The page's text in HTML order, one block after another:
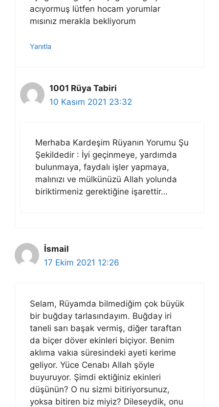
acıyormuş lütfen hocam yorumlar
mısınız merakla bekliyorum
Yanıtla
1001 Rüya Tabiri
10 Kasım 2021 23:32
Merhaba Kardeşim Rüyanın Yorumu Şu
Şekildedir : İyi geçinmeye, yardımda
bulunmaya, faydalı işler yapmaya,
malınızı ve mülkünüzü Allah yolunda
biriktirmeniz gerektiğine işarettir…
İsmail
17 Ekim 2021 12:26
Selam, Rüyamda bilmediğim çok büyük
bir buğday tarlasındayım. Buğday iri
taneli sarı başak vermiş, diğer taraftan
da biçer döver ekinleri biçiyor. Benim
aklıma vakıa süresindeki ayeti kerime
geliyor. Yüce Cenabı Allah şöyle
buyuruyor. Şimdi ektiğiniz ekinleri
düşünün? O nu sizmi bitiriyorsunuz,
yoksa bitiren biz miyiz? Dileseydik, onu